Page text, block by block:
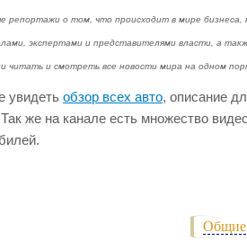
репортажи о том, что происходит в мире бизнеса,
экспертами и представителями власти, а
читать и смотреть все новости мира на одном
увидеть обзор всех авто, описание
же на канале есть множество
Общие